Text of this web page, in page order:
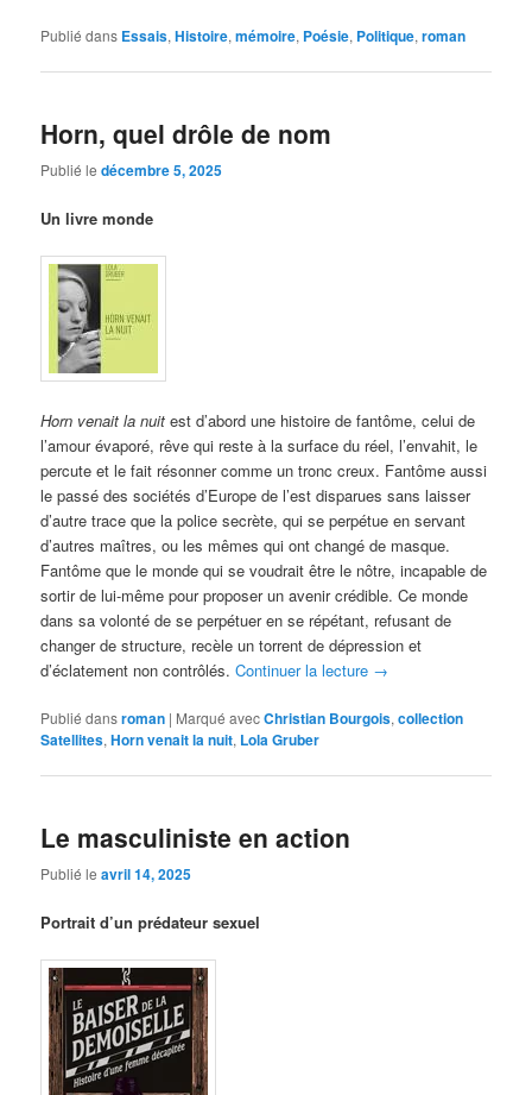
Publié dans Essais,Histoire,mémoire, Poésie, Politique,roman
Horn, quel drôle de nom
Publié ledécembre 5, 2025
Un livre monde
Horn venait la nuit est d’abord une histoire de fantôme, celui de
l’amour évaporé, rêve qui reste à la surface du réel, l’envahit, le
percute et le fait résonner comme un tronc creux. Fantôme aussi
le passé des sociétés d’Europe de l’est disparues sans laisser
d’autre trace que la police secrète, qui se perpétue en servant
d’autres maîtres, ou les mêmes qui ont changé de masque.
Fantôme que le monde qui se voudrait être le nôtre, incapable de
sortir de lui-même pour proposer un avenir crédible. Ce monde
dans sa volonté de se perpétuer en se répétant, refusant de
changer de structure, recèle un torrent de dépression et
d’éclatement non contrôlés.Continuer la lecture →
Publié dansroman | Marqué avecChristian Bourgois,collection
Satellites,Horn venait la nuit, Lola Gruber
Le masculiniste en action
Publié leavril 14, 2025
Portrait d’un prédateur sexuel